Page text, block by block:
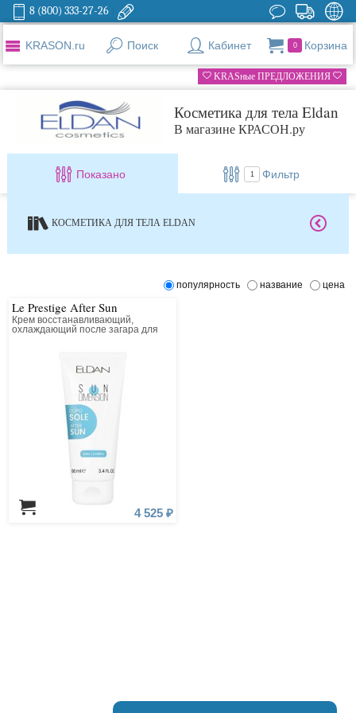
8 (800) 333-27-26
KRASON.ru Поиск Кабинет 0 Корзина
KRASные ПРЕДЛОЖЕНИЯ
Косметика для тела Eldan
В магазине КРАСОН.ру
Показано 1 Фильтр
КОСМЕТИКА ДЛЯ ТЕЛА ELDAN
популярность название цена
Le Prestige After Sun
Крем восстанавливающий,
охлаждающий после загара для
4 525 ₽